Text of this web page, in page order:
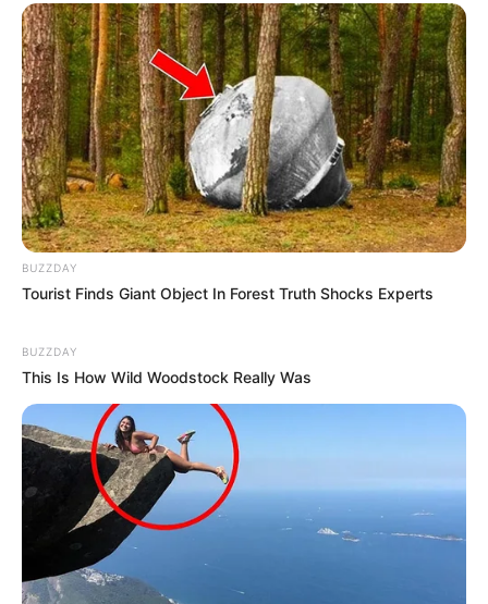
Navigation
des
PRIX PORTE D’ITALIE
PRONOSTIC QUINTE 08-08-
BUZZDAY
Tourist Finds Giant Object In Forest Truth Shocks Experts
BUZZDAY
This Is How Wild Woodstock Really Was